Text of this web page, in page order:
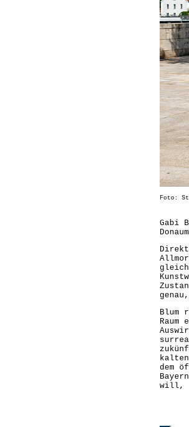
Foto:
Gabi
Direkt
Blum
dem
will,